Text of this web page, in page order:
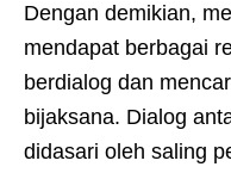
Dengan demikian,
mendapat berbagai
berdialog dan
bijaksana. Dialog
didasari oleh saling